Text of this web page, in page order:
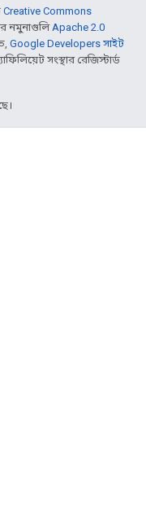
Creative Commons
নমুনাগুলিApache 2.0
Google Developers সাইট
সংস্থার রেজিস্টার্ড